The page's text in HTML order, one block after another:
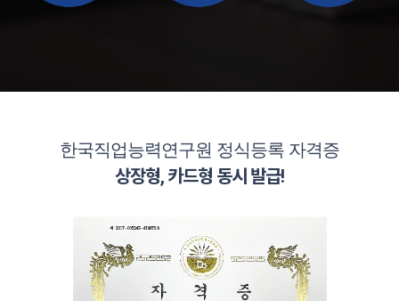
한국직업능력연구원 정식등록 자격증
상장형, 카드형 동시 발급!